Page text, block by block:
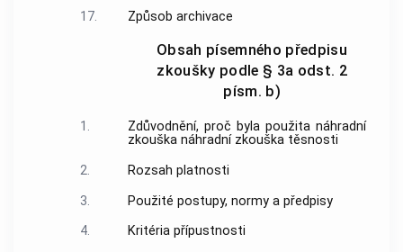
17.
Způsob archivace
Obsah písemného předpisu
zkoušky podle § 3a odst. 2
písm. b)
1.
Zdůvodnění, proč byla použita náhradní
zkouška náhradní zkouška těsnosti
2.
Rozsah platnosti
3.
Použité postupy, normy a předpisy
4.
Kritéria přípustnosti